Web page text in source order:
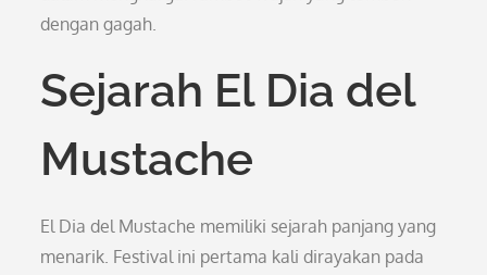
dengan gagah.
Sejarah El Dia del
Mustache
El Dia del Mustache memiliki sejarah panjang yang
menarik. Festival ini pertama kali dirayakan pada